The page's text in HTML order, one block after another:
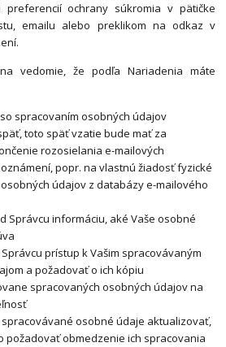
preferencií ochrany súkromia v pätičke
emailu alebo preklikom na odkaz v
vedomie, že podľa Nariadenia máte
spracovaním osobných údajov
toto späť vzatie bude mať za
rozosielania e-mailových
popr. na vlastnú žiadosť fyzické
údajov z databázy e-mailového
Správcu informáciu, aké Vaše osobné
prístup k Vašim spracovávaným
a požadovať o ich kópiu
spracovaných osobných údajov na
osobné údaje aktualizovať,
požadovať obmedzenie ich spracovania